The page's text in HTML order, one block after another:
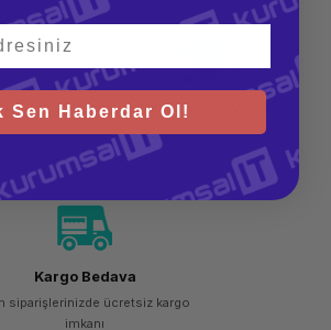
siparişlerde
Güvenli Alışveriş
256 bit SSL sertifikası
Kargo Bedava
siparişlerinizde ücretsiz kargo
imkanı
Sen Haberdar Ol!